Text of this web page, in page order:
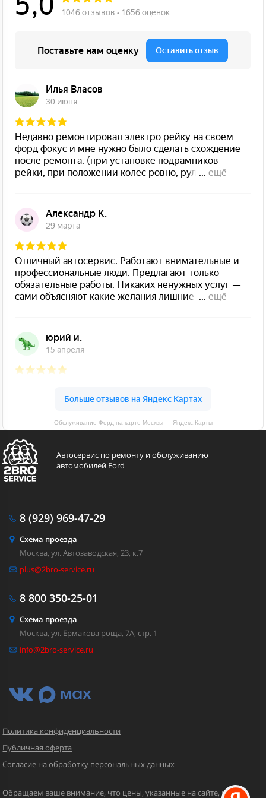
Обслуживание Форд на карте Москвы — Яндекс.Карты
Автосервис по ремонту и обслуживанию
автомобилей Ford
8 (929) 969-47-29
Схема проезда
Москва, ул. Автозаводская, 23, к.7
plus@2bro-service.ru
8 800 350-25-01
Схема проезда
Москва, ул. Ермакова роща, 7А, стр. 1
info@2bro-service.ru
Политика конфиденциальности
Публичная оферта
Согласие на обработку персональных данных
Обращаем ваше внимание, что цены, указанные на сайте, могут